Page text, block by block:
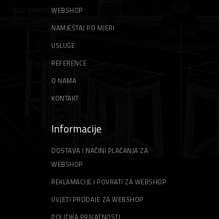
GLETERI
ŠPAHTLE
NITI ZA TRIMER
STRUNE ZA TRIMER
WEBSHOP
NAMJEŠTAJ PO MJERI
USLUGE
REFERENCE
O NAMA
KONTAKT
Informacije
DOSTAVA I NAČINI PLAĆANJA ZA
WEBSHOP
REKLAMACIJE I POVRATI ZA WEBSHOP
UVJETI PRODAJE ZA WEBSHOP
POLITIKA PRIVATNOSTI